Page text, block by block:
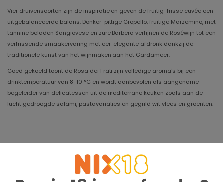
Vier druivensoorten zijn de inspiratie en geven de fruitig-frisse cuvée een
uitgebalanceerde balans. Donker-pittige Gropello, fruitige Marzemino, met
tannine beladen Sangiovese en zure Barbera verfijnen de Roséwijn tot een
verfrissende smaakervaring met een elegante afdronk dankzij de
traditionele kunst van het wijnmaken aan het Gardameer.
Goed gekoeld toont de Rosa dei Frati zijn volledige aroma's bij een
drinktemperatuur van 8-10 °C en wordt aanbevolen als aangename
begeleider van delicatessen uit de mediterrane keuken zoals aan de
lucht gedroogde salami, pastavariaties en gegrild wit vlees en groenten.
2024
2028